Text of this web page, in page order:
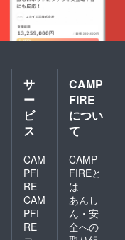
サ
ー
ビ
ス
CAM
PFI
RE
CAM
PFI
RE
CAMP
FIRE
につい
て
CAMP
FIREと
は
あんし
ん・安
全への